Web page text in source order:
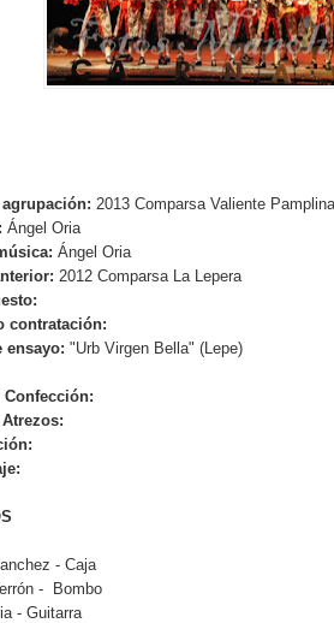
2013 Comparsa Valiente Pamplina
Ángel Oria
Ángel Oria
2012 Comparsa La Lepera
contratación:
ensayo: "Urb Virgen Bella" (Lepe)
Confección:
- Caja
-
Bombo
- Guitarra